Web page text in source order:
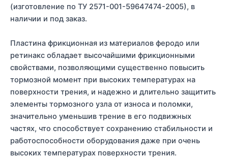
(изготовление по ТУ 2571-001-59647474-2005), в
наличии и под заказ.
Пластина фрикционная из материалов феродо или
ретинакс обладает высочайшими фрикционными
свойствами, позволяющими существенно повысить
тормозной момент при высоких температурах на
поверхности трения, и надежно и длительно защитить
элементы тормозного узла от износа и поломки,
значительно уменьшив трение в его подвижных
частях, что способствует сохранению стабильности и
работоспособности оборудования даже при очень
высоких температурах поверхности трения.